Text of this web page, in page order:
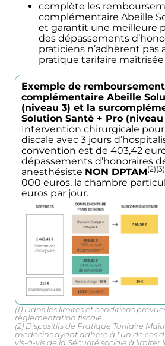
complète les
complémentaire Abeille
et garantit une meilleure
des dépassements
praticiens n’adhèrent pas
pratique tarifaire maîtrisée
Exemple de
complémentaire Abeille
(niveau 3) et la
Solution Santé + Pro
Intervention chirurgicale
discale avec 3 jours
convention est de 403,42
dépassements d’honoraires
anesthésiste NON DPTAM(2)(3)
000 euros, la chambre
euros par jour.
(1) Dans les limites et conditions
réglementation fiscale.
(2) Dispositifs de Pratique Tarifaire
médecins ayant adhéré à l’un de ces
vis-à-vis de la Sécurité sociale à
On vous